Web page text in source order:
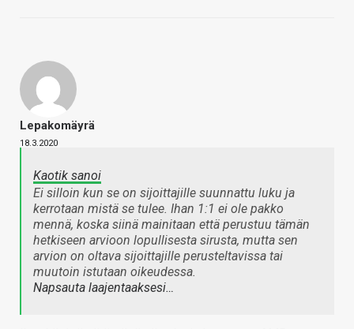
Lepakomäyrä
18.3.2020
Kaotik sanoi
Ei silloin kun se on sijoittajille suunnattu luku ja
kerrotaan mistä se tulee. Ihan 1:1 ei ole pakko
mennä, koska siinä mainitaan että perustuu tämän
hetkiseen arvioon lopullisesta sirusta, mutta sen
arvion on oltava sijoittajille perusteltavissa tai
muutoin istutaan oikeudessa.
Napsauta laajentaaksesi…